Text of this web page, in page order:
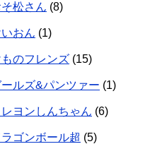
松さん (8)
おん (1)
ものフレンズ (15)
ールズ&パンツァー (1)
レヨンしんちゃん (6)
ラゴンボール超 (5)